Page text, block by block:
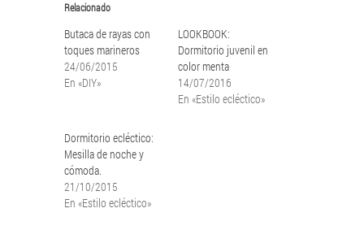
Relacionado
Butaca de rayas con
toques marineros
24/06/2015
En «DIY»
LOOKBOOK:
Dormitorio juvenil en
color menta
14/07/2016
En «Estilo ecléctico»
Dormitorio ecléctico:
Mesilla de noche y
cómoda.
21/10/2015
En «Estilo ecléctico»